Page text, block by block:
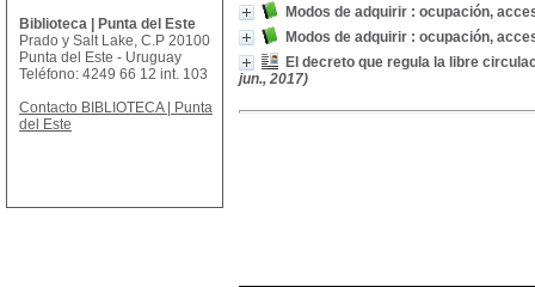
Modos de adquirir : ocupación,
Modos de adquirir : ocupación,
El decreto que regula la libre
jun., 2017)
Biblioteca | Punta del Este
Prado y Salt Lake, C.P 20100
Punta del Este - Uruguay
Teléfono: 4249 66 12 int. 103
Contacto BIBLIOTECA | Punta
del Este